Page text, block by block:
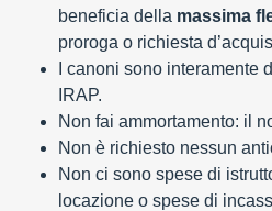
beneficia della massima
proroga o richiesta
I canoni sono interamente
IRAP.
Non fai ammortamento: il
Non è richiesto nessun
Non ci sono spese di
locazione o spese di